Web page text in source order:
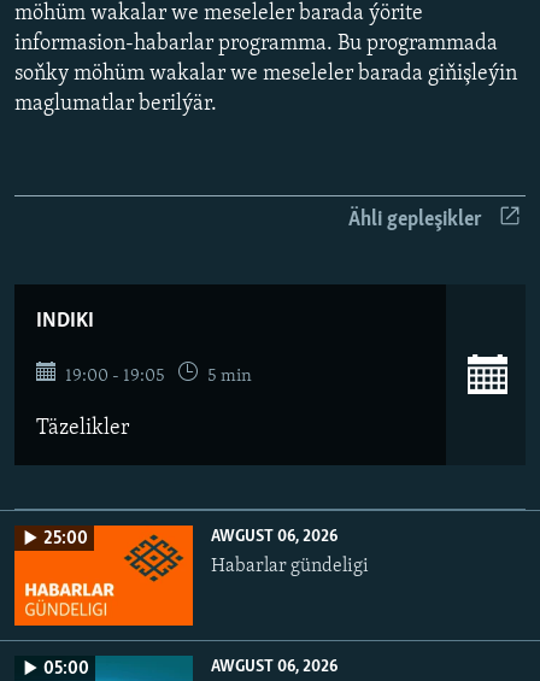
möhüm wakalar we meseleler barada ýörite
informasion-habarlar programma. Bu programmada
soňky möhüm wakalar we meseleler barada giňişleýin
maglumatlar berilýär.
Ähli gepleşikler
INDIKI
19:00 - 19:05 5 min
Täzelikler
25:00 AWGUST 06, 2026
Habarlar gündeligi
05:00 AWGUST 06, 2026